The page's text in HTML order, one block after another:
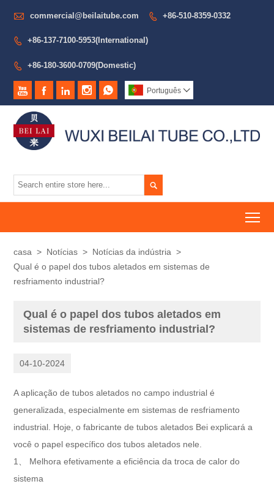
 commercial@beilaitube.com  +86-510-8359-0332
 +86-137-7100-5953(International)
 +86-180-3600-0709(Domestic)
     Português 

casa > Notícias > Notícias da indústria >
Qual é o papel dos tubos aletados em sistemas de
resfriamento industrial?
Qual é o papel dos tubos aletados em
sistemas de resfriamento industrial?
04-10-2024
A aplicação de tubos aletados no campo industrial é
generalizada, especialmente em sistemas de resfriamento
industrial. Hoje, o fabricante de tubos aletados Bei explicará a
você o papel específico dos tubos aletados nele.
1、 Melhora efetivamente a eficiência da troca de calor do
sistema